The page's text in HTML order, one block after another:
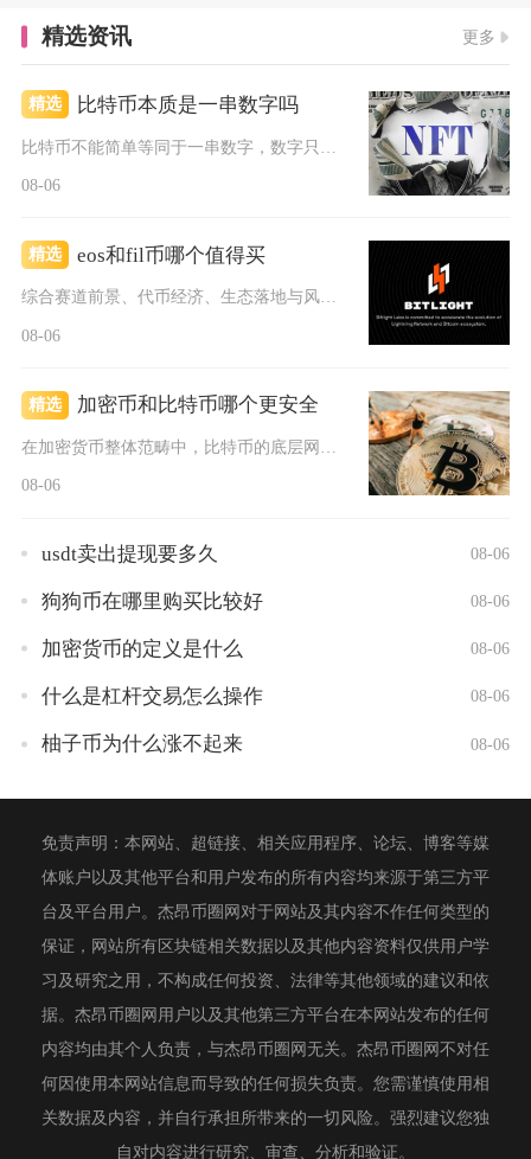
精选资讯 更多
精选 比特币本质是一串数字吗
08-06
精选 eos和fil币哪个值得买
综合赛道前景、代币经济、生态落地与风险维度对比，普通散户优先...
08-06
精选 加密币和比特币哪个更安全
08-06
usdt卖出提现要多久 08-06
狗狗币在哪里购买比较好 08-06
加密货币的定义是什么 08-06
什么是杠杆交易怎么操作 08-06
柚子币为什么涨不起来 08-06
免责声明：本网站、超链接、相关应用程序、论坛、博客等媒
体账户以及其他平台和用户发布的所有内容均来源于第三方平
台及平台用户。杰昂币圈网对于网站及其内容不作任何类型的
保证，网站所有区块链相关数据以及其他内容资料仅供用户学
习及研究之用，不构成任何投资、法律等其他领域的建议和依
据。杰昂币圈网用户以及其他第三方平台在本网站发布的任何
内容均由其个人负责，与杰昂币圈网无关。杰昂币圈网不对任
何因使用本网站信息而导致的任何损失负责。您需谨慎使用相
关数据及内容，并自行承担所带来的一切风险。强烈建议您独
自对内容进行研究、审查、分析和验证。